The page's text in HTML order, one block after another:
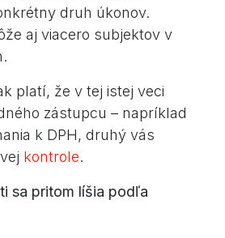
druh úkonov.
aj viacero subjektov v
platí, že v tej istej veci
zástupcu – napríklad
k DPH, druhý vás
kontrole.
sa pritom líšia podľa